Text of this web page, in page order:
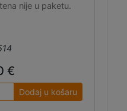
nije u paketu.
€
Dodaj u košaru